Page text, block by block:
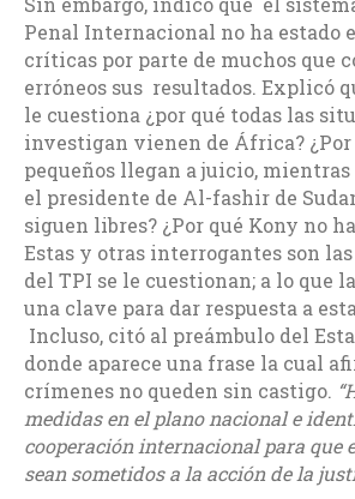
Penal Internacional no ha estado
críticas por parte de muchos que
erróneos sus resultados. Explicó
le cuestiona ¿por qué todas las
investigan vienen de África? ¿Por
pequeños llegan a juicio, mientras
el presidente de Al-fashir de
siguen libres? ¿Por qué Kony no
Estas y otras interrogantes son
del TPI se le cuestionan; a lo que
una clave para dar respuesta a
Incluso, citó al preámbulo del
donde aparece una frase la cual
crímenes no queden sin castigo.
medidas en el plano nacional e
cooperación internacional para que
sean sometidos a la acción de la